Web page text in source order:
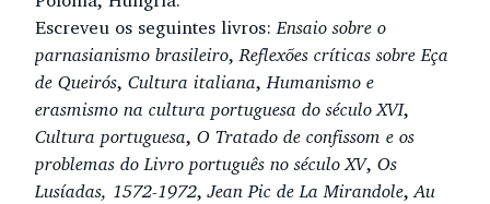
Escreveu os seguintes livros: Ensaio sobre o
parnasianismo brasileiro, Reflexões críticas sobre Eça
de Queirós, Cultura italiana, Humanismo e
erasmismo na cultura portuguesa do século XVI,
Cultura portuguesa, O Tratado de confissom e os
problemas do Livro português no século XV, Os
Lusíadas, 1572-1972,Jean Pic de La Mirandole, Au